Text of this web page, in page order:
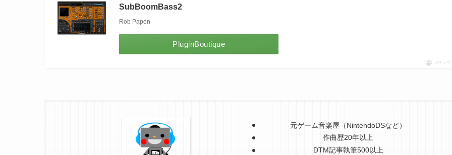
SubBoomBass2
Rob Papen
PluginBoutique
ポチップ
元ゲーム音楽屋（NintendoDSなど）
作曲歴20年以上
DTM記事執筆500以上